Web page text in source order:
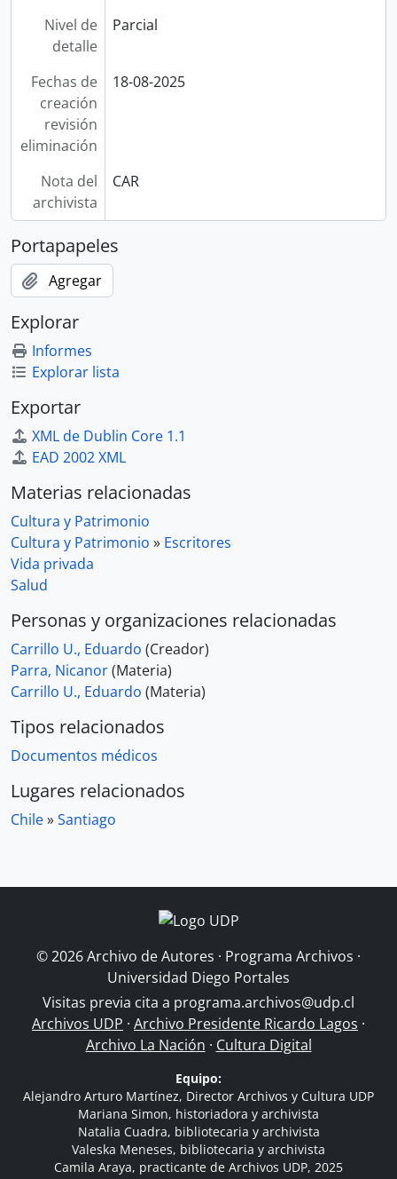
Nivel de
detalle
Parcial
Fechas de
creación
revisión
eliminación
18-08-2025
Nota del
archivista
CAR
Portapapeles
Agregar
Explorar
Informes
Explorar lista
Exportar
XML de Dublin Core 1.1
EAD 2002 XML
Materias relacionadas
Cultura y Patrimonio
Cultura y Patrimonio » Escritores
Vida privada
Salud
Personas y organizaciones relacionadas
Carrillo U., Eduardo (Creador)
Parra, Nicanor(Materia)
Carrillo U., Eduardo (Materia)
Tipos relacionados
Documentos médicos
Lugares relacionados
Chile»Santiago
© 2026 Archivo de Autores · Programa Archivos ·
Universidad Diego Portales
Visitas previa cita a programa.archivos@udp.cl
Archivos UDP · Archivo Presidente Ricardo Lagos ·
Archivo La Nación · Cultura Digital
Equipo:
Alejandro Arturo Martínez, Director Archivos y Cultura UDP
Mariana Simon, historiadora y archivista
Natalia Cuadra, bibliotecaria y archivista
Valeska Meneses, bibliotecaria y archivista
Camila Araya, practicante de Archivos UDP, 2025